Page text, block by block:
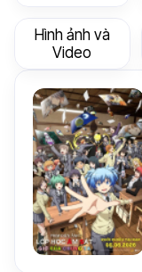
Hình ảnh và
Video